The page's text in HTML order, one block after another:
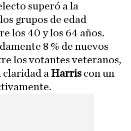
superó a la
grupos de edad
los 40 y los 64 años.
8 % de nuevos
los votantes veteranos,
claridad a Harris con un